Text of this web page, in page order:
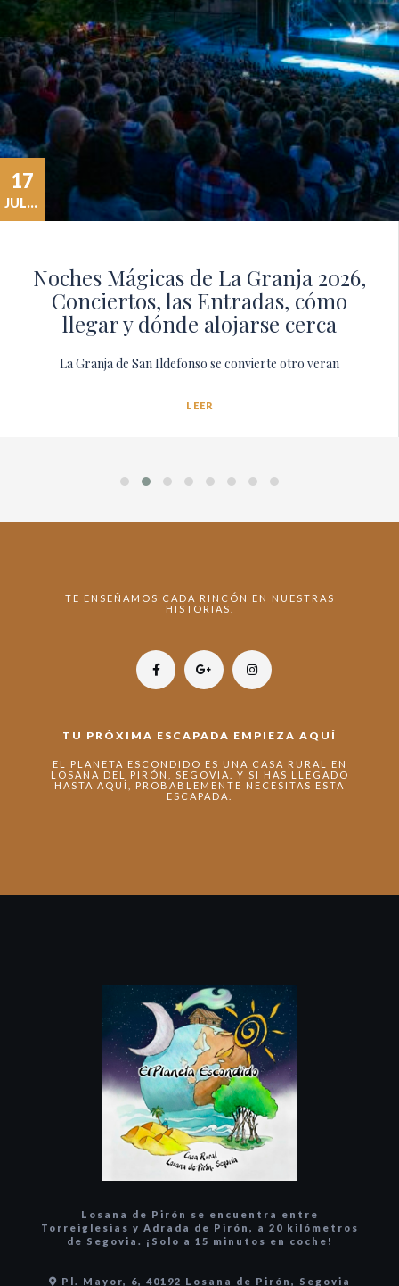
17
JULIO
Noches Mágicas de La Granja 2026,
Conciertos, las Entradas, cómo
llegar y dónde alojarse cerca
La Granja de San Ildefonso se convierte otro veran
LEER
TE ENSEÑAMOS CADA RINCÓN EN NUESTRAS
HISTORIAS.
TU PRÓXIMA ESCAPADA EMPIEZA AQUÍ
EL PLANETA ESCONDIDO ES UNA CASA RURAL EN
LOSANA DEL PIRÓN, SEGOVIA. Y SI HAS LLEGADO
HASTA AQUÍ, PROBABLEMENTE NECESITAS ESTA
ESCAPADA.
Losana de Pirón se encuentra entre
Torreiglesias y Adrada de Pirón, a 20 kilómetros
de Segovia. ¡Solo a 15 minutos en coche!
Pl. Mayor, 6, 40192 Losana de Pirón, Segovia